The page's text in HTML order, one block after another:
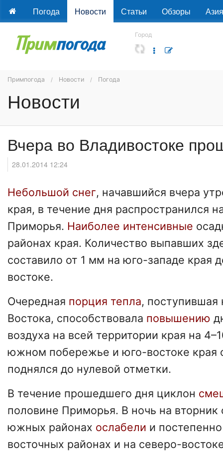
Погода Новости Статьи Обзоры Азия
Город
Примпогода Новости Погода
Новости
Вчера во Владивостоке
28.01.2014 12:24
Небольшой снег, начавшийся вчера
края, в течение дня распространился
Приморья. Наиболее интенсивные
районах края. Количество выпавших
составило от 1 мм на юго-западе края
востоке.
Очередная порция тепла, поступившая
Востока, способствовала повышению
воздуха на всей территории края на
южном побережье и юго-востоке края
поднялся до нулевой отметки.
В течение прошедшего дня циклон
половине Приморья. В ночь на вторник
южных районах ослабели и
восточных районах и на северо-